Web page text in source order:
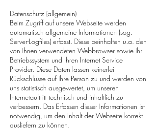
Datenschutz (allgemein)
Beim Zugriff auf unsere Webseite werden
automatisch allgemeine Informationen (sog.
Server-Logfiles) erfasst. Diese beinhalten u.a. den
von Ihnen verwendeten Webbrowser sowie Ihr
Betriebssystem und Ihren Internet Service
Provider. Diese Daten lassen keinerlei
Rückschlüsse auf Ihre Person zu und werden von
uns statistisch ausgewertet, um unseren
Internetauftritt technisch und inhaltlich zu
verbessern. Das Erfassen dieser Informationen ist
notwendig, um den Inhalt der Webseite korrekt
ausliefern zu können.